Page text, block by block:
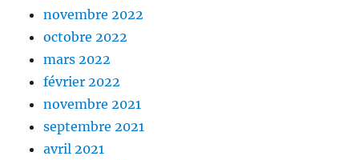
novembre 2022
octobre 2022
mars 2022
février 2022
novembre 2021
septembre 2021
avril 2021